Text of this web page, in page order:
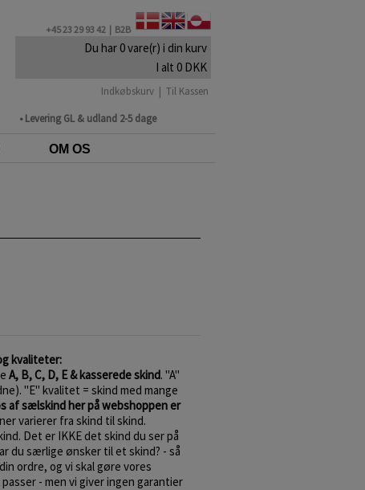
Du har 0 vare(r) i din kurv
I alt 0 DKK
Indkøbskurv | Til Kassen
+45 23 29 93 42 | B2B
• Levering GL & udland 2-5 dage
OM OS
kvaliteter:
A, B, C, D, E & kasserede skind. "A"
"E" kvalitet = skind med mange
af sælskind her på webshoppen er
varierer fra skind til skind.
Det er IKKE det skind du ser på
du særlige ønsker til et skind? - så
ordre, og vi skal gøre vores
- men vi giver ingen garantier